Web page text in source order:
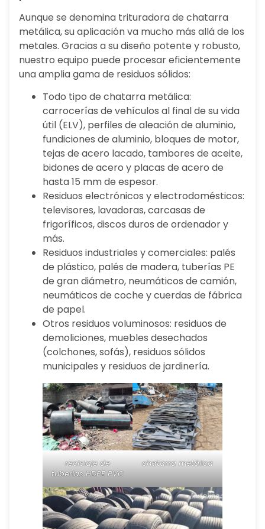
Aunque se denomina trituradora de chatarra
metálica, su aplicación va mucho más allá de los
metales. Gracias a su diseño potente y robusto,
nuestro equipo puede procesar eficientemente
una amplia gama de residuos sólidos:
Todo tipo de chatarra metálica:
carrocerías de vehículos al final de su vida
útil (ELV), perfiles de aleación de aluminio,
fundiciones de aluminio, bloques de motor,
tejas de acero lacado, tambores de aceite,
bidones de acero y placas de acero de
hasta 15 mm de espesor.
Residuos electrónicos y electrodomésticos:
televisores, lavadoras, carcasas de
frigoríficos, discos duros de ordenador y
más.
Residuos industriales y comerciales: palés
de plástico, palés de madera, tuberías PE
de gran diámetro, neumáticos de camión,
neumáticos de coche y cuerdas de fábrica
de papel.
Otros residuos voluminosos: residuos de
demoliciones, muebles desechados
(colchones, sofás), residuos sólidos
municipales y residuos de jardinería.
reciclaje de
tuberías HDPE PVC
chatarra metálica